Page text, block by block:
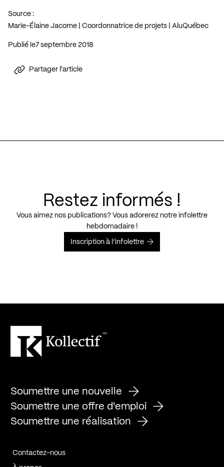
Source :
Marie-Élaine Jacome | Coordonnatrice de projets | AluQuébec
Publié le 7 septembre 2018
Partager l'article
Restez informés !
Vous aimez nos publications? Vous adorerez notre infolettre
hebdomadaire !
Inscription à l’infolettre
Soumettre une nouvelle
Soumettre une offre d'emploi
Soumettre une réalisation
Contactez-nous